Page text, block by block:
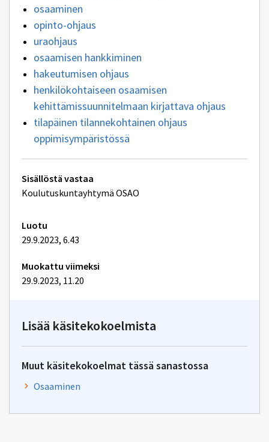
osaaminen
opinto-ohjaus
uraohjaus
osaamisen hankkiminen
hakeutumisen ohjaus
henkilökohtaiseen osaamisen
kehittämissuunnitelmaan kirjattava ohjaus
tilapäinen tilannekohtainen ohjaus
oppimisympäristössä
Tekniset
lisätiedot
Sisällöstä vastaa
Koulutuskuntayhtymä OSAO
Luotu
29.9.2023, 6.43
Muokattu viimeksi
29.9.2023, 11.20
Lisää käsitekokoelmista
Muut käsitekokoelmat tässä sanastossa
Osaaminen